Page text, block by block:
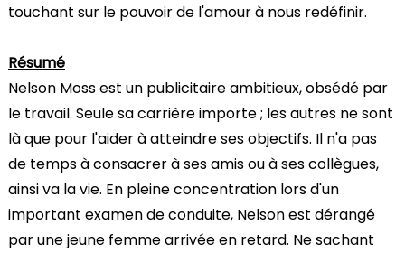
touchant sur le pouvoir de l'amour à nous redéfinir.
Résumé
Nelson Moss est un publicitaire ambitieux, obsédé par
le travail. Seule sa carrière importe ; les autres ne sont
là que pour l'aider à atteindre ses objectifs. Il n'a pas
de temps à consacrer à ses amis ou à ses collègues,
ainsi va la vie. En pleine concentration lors d'un
important examen de conduite, Nelson est dérangé
par une jeune femme arrivée en retard. Ne sachant